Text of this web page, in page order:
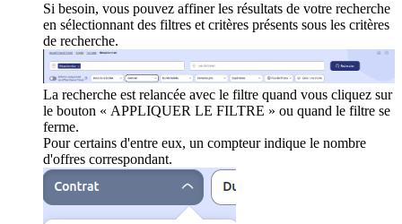
Si besoin, vous pouvez affiner les résultats de votre recherche
en sélectionnant des filtres et critères présents sous les critères
de recherche.
La recherche est relancée avec le filtre quand vous cliquez sur
le bouton « APPLIQUER LE FILTRE » ou quand le filtre se
ferme.
Pour certains d'entre eux, un compteur indique le nombre
d'offres correspondant.